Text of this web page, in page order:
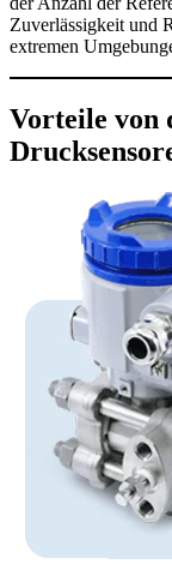
Zuverlässigkeit und
extremen
Vorteile von